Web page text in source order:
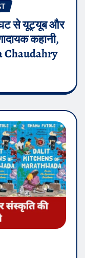
से यूट्यूब और
कहानी,
Chaudahry